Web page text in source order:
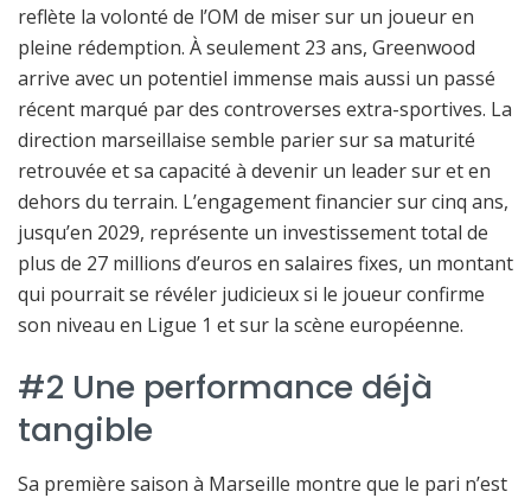
reflète la volonté de l’OM de miser sur un joueur en
pleine rédemption. À seulement 23 ans, Greenwood
arrive avec un potentiel immense mais aussi un passé
récent marqué par des controverses extra-sportives. La
direction marseillaise semble parier sur sa maturité
retrouvée et sa capacité à devenir un leader sur et en
dehors du terrain. L’engagement financier sur cinq ans,
jusqu’en 2029, représente un investissement total de
plus de 27 millions d’euros en salaires fixes, un montant
qui pourrait se révéler judicieux si le joueur confirme
son niveau en Ligue 1 et sur la scène européenne.
#2 Une performance déjà
tangible
Sa première saison à Marseille montre que le pari n’est